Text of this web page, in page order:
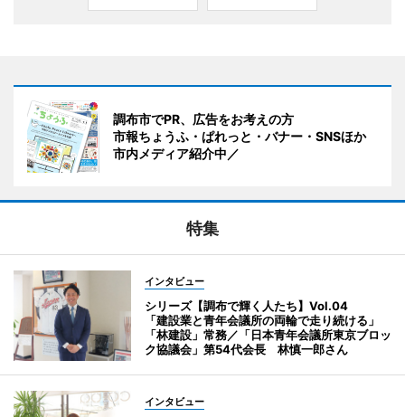
調布市でPR、広告をお考えの方
市報ちょうふ・ぱれっと・バナー・SNSほか
市内メディア紹介中／
特集
インタビュー
シリーズ【調布で輝く人たち】Vol.04
「建設業と青年会議所の両輪で走り続ける」
「林建設」常務／「日本青年会議所東京ブロッ
ク協議会」第54代会長 林慎一郎さん
インタビュー